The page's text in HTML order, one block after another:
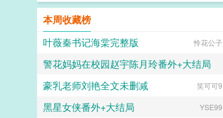
本周收藏榜
叶薇秦书记海棠完整版
怜花公子
警花妈妈在校园赵宇陈月玲番外+大结局
hhkdesu
豪乳老师刘艳全文未删减 笑可可9
黑星女侠番外+大结局 YSE99